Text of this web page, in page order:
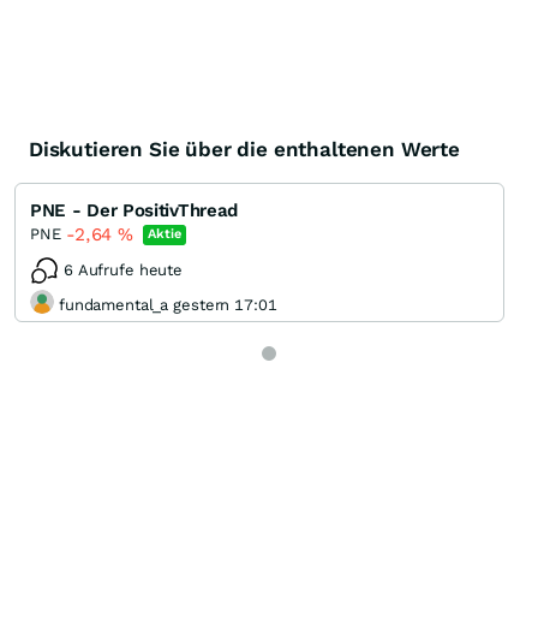
Diskutieren Sie über die enthaltenen Werte
PNE - Der PositivThread
PNE -2,64 % Aktie
6 Aufrufe heute
fundamental_a gestern 17:01